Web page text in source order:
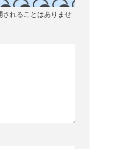
されることはありませ